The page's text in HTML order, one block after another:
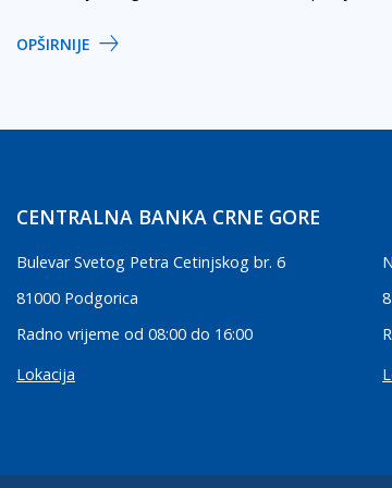
OPŠIRNIJE
CENTRALNA BANKA CRNE GORE
Bulevar Svetog Petra Cetinjskog br. 6
81000 Podgorica
Radno vrijeme od 08:00 do 16:00
Lokacija